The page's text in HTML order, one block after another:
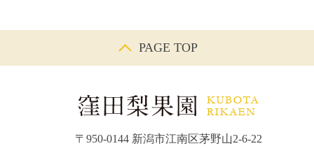
PAGE TOP
〒950-0144 新潟市江南区茅野山2-6-22